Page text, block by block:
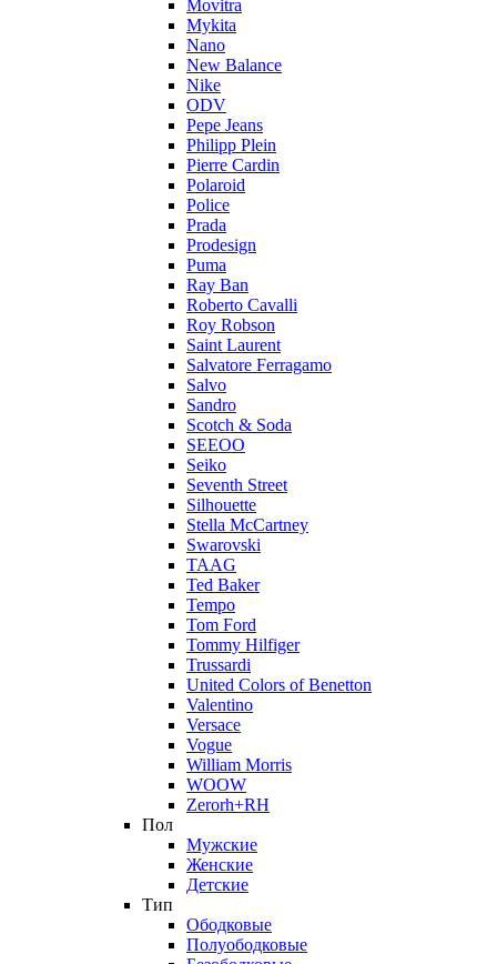
Movitra
Mykita
Nano
New Balance
Nike
ODV
Pepe Jeans
Philipp Plein
Pierre Cardin
Polaroid
Police
Prada
Prodesign
Puma
Ray Ban
Roberto Cavalli
Roy Robson
Saint Laurent
Salvatore Ferragamo
Salvo
Sandro
Scotch & Soda
SEEOO
Seiko
Seventh Street
Silhouette
Stella McCartney
Swarovski
TAAG
Ted Baker
Tempo
Tom Ford
Tommy Hilfiger
Trussardi
United Colors of Benetton
Valentino
Versace
Vogue
William Morris
WOOW
Zerorh+RH
Пол
Мужские
Женские
Детские
Тип
Ободковые
Полуободковые